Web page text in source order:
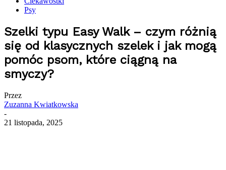
Psy
Szelki typu Easy Walk – czym różnią
się od klasycznych szelek i jak mogą
pomóc psom, które ciągną na
smyczy?
Przez
Zuzanna Kwiatkowska
-
21 listopada, 2025